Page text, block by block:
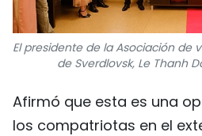
El presidente de la Asociación de
de Sverdlovsk, Le Thanh
Afirmó que esta es una
los compatriotas en el